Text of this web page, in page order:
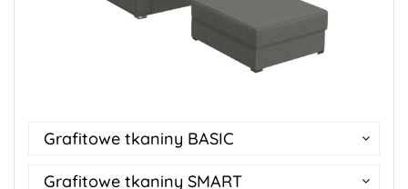
Grafitowe tkaniny BASIC
Grafitowe tkaniny SMART